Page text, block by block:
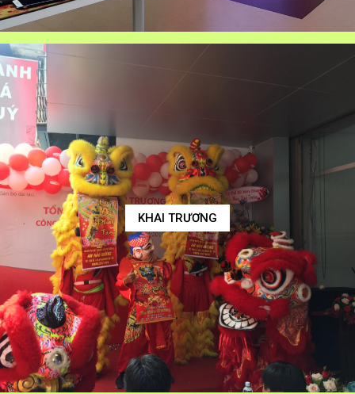
KHAI TRƯƠNG